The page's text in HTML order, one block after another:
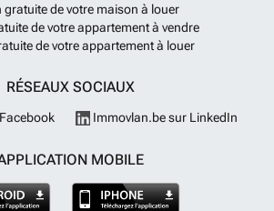
gratuite de votre maison à louer
de votre appartement à vendre
de votre appartement à louer
RÉSEAUX SOCIAUX
Immovlan.be sur LinkedIn
MOBILE